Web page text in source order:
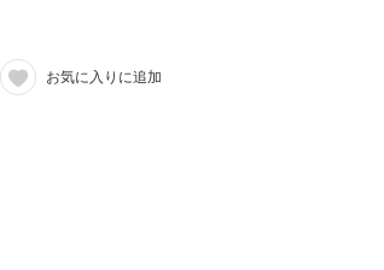
お気に入りに追加